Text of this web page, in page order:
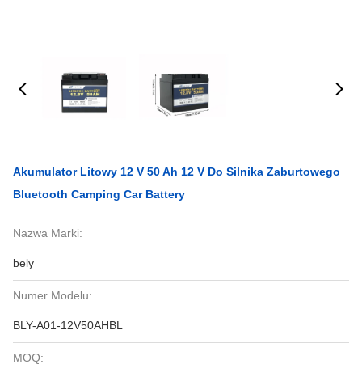
Akumulator Litowy 12 V 50 Ah 12 V Do Silnika Zaburtowego
Bluetooth Camping Car Battery
Nazwa Marki:
bely
Numer Modelu:
BLY-A01-12V50AHBL
MOQ: